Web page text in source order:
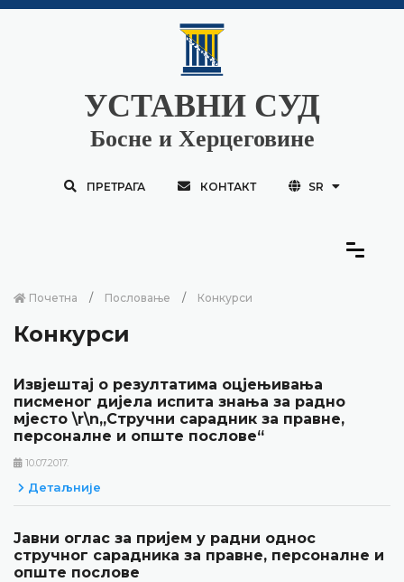
УСТАВНИ СУД
Босне и Херцеговине
ПРЕТРАГА КОНТАКТ SR
Почетна Пословање Конкурси
Конкурси
Извјештај о резултатима оцјењивања
писменог дијела испита знања за радно
мјесто \r\n„Стручни сарадник за правне,
персоналне и опште послове“
10.07.2017.
Детаљније
Јавни оглас за пријем у радни однос
стручног сарадника за правне, персоналне и
опште послове